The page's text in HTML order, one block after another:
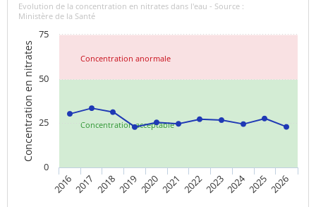
Concentration acceptable
Concentration anormale
Concentration en nitrates
Evolution de la concentration en nitrates dans l'eau - Source :
Ministère de la Santé
20162017 2018201920202021 20222023202420252026
0
25
50
75